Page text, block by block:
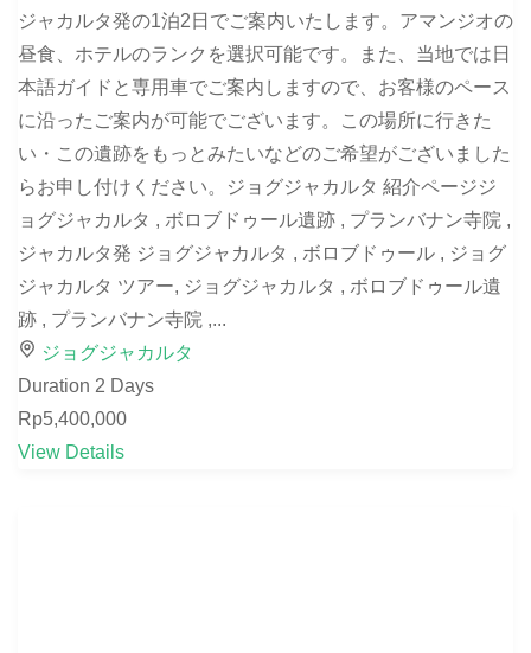
ジャカルタ発の1泊2日でご案内いたします。アマンジオの
昼食、ホテルのランクを選択可能です。また、当地では日
本語ガイドと専用車でご案内しますので、お客様のペース
に沿ったご案内が可能でございます。この場所に行きた
い・この遺跡をもっとみたいなどのご希望がございました
らお申し付けください。ジョグジャカルタ 紹介ページジ
ョグジャカルタ , ボロブドゥール遺跡 , プランバナン寺院 ,
ジャカルタ発 ジョグジャカルタ , ボロブドゥール , ジョグ
ジャカルタ ツアー, ジョグジャカルタ , ボロブドゥール遺
跡 , プランバナン寺院 ,...
ジョグジャカルタ
Duration 2 Days
Rp5,400,000
View Details